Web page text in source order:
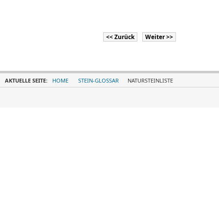
<< Zurück Weiter >>
AKTUELLE SEITE: HOME STEIN-GLOSSAR NATURSTEINLISTE